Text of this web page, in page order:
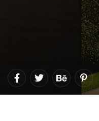
F
a
c
T
w
i
B
e
h
P
i
n